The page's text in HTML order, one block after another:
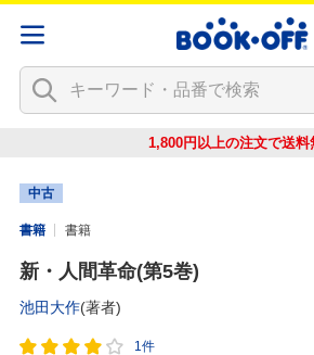
1,800円以上の注文で送料
中古
書籍 書籍
新・人間革命(第5巻)
池田大作(著者)
1件